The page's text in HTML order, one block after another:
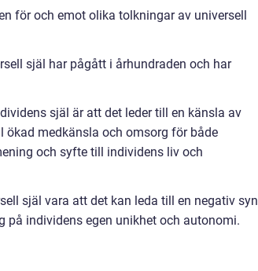
för och emot olika tolkningar av universell
själ har pågått i århundraden och har
själ är att det leder till en känsla av
ökad medkänsla och omsorg för både
och syfte till individens liv och
själ vara att det kan leda till en negativ syn
på individens egen unikhet och autonomi.